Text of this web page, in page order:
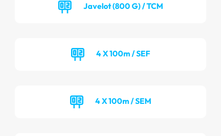
Javelot (800 G) / TCM
4 X 100m / SEF
4 X 100m / SEM